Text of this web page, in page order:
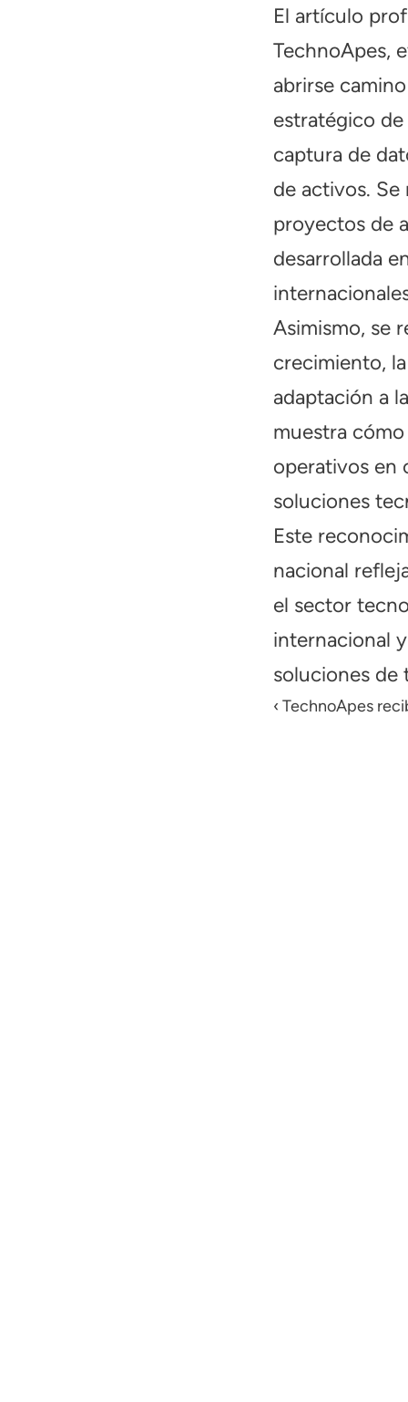
El artículo
TechnoApes,
abrirse
estratégico
captura de
de activos. Se
proyectos de
desarrollada
Asimismo, se
crecimiento,
adaptación a
muestra
operativos en
soluciones
Este
nacional
el sector
internacional
soluciones de
‹ TechnoApes